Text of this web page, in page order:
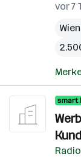
vor 7
Radio